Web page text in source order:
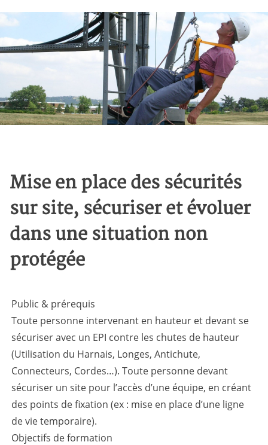
Mise en place des sécurités
sur site, sécuriser et évoluer
dans une situation non
protégée
Public & prérequis
Toute personne intervenant en hauteur et devant se
sécuriser avec un EPI contre les chutes de hauteur
(Utilisation du Harnais, Longes, Antichute,
Connecteurs, Cordes…). Toute personne devant
sécuriser un site pour l’accès d’une équipe, en créant
des points de fixation (ex : mise en place d’une ligne
de vie temporaire).
Objectifs de formation